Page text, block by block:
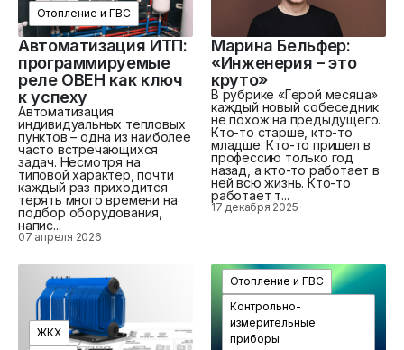
Отопление и ГВС
Автоматизация ИТП:
программируемые
реле ОВЕН как ключ
к успеху
Автоматизация
индивидуальных тепловых
пунктов – одна из наиболее
часто встречающихся
задач. Несмотря на
типовой характер, почти
каждый раз приходится
терять много времени на
подбор оборудования,
напис...
07 апреля 2026
Марина Бельфер:
«Инженерия – это
круто»
В рубрике «Герой месяца»
каждый новый собеседник
не похож на предыдущего.
Кто-то старше, кто-то
младше. Кто-то пришел в
профессию только год
назад, а кто-то работает в
ней всю жизнь. Кто-то
работает т...
17 декабря 2025
ЖКХ
Отопление и ГВС
Контрольно-
измерительные
приборы